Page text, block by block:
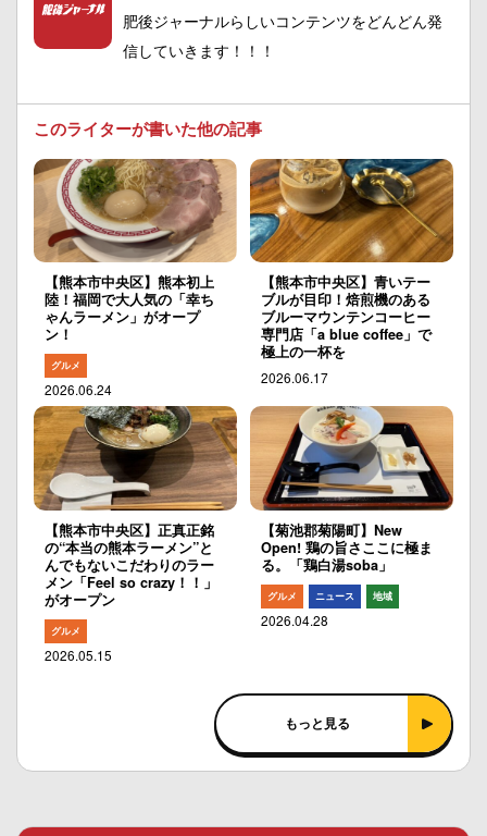
肥後ジャーナルらしいコンテンツをどんどん発
信していきます！！！
このライターが書いた他の記事
【熊本市中央区】熊本初上
陸！福岡で大人気の「幸ち
ゃんラーメン」がオープ
ン！
グルメ
2026.06.24
【熊本市中央区】青いテー
ブルが目印！焙煎機のある
ブルーマウンテンコーヒー
専門店「a blue coffee」で
極上の一杯を
2026.06.17
【熊本市中央区】正真正銘
の“本当の熊本ラーメン”と
んでもないこだわりのラー
メン「Feel so crazy！！」
がオープン
グルメ
2026.05.15
【菊池郡菊陽町】New
Open! 鶏の旨さここに極ま
る。「鶏白湯soba」
グルメ ニュース 地域
2026.04.28
もっと見る